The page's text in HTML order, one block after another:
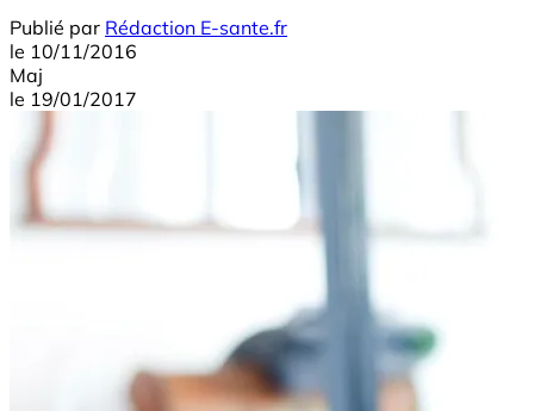
Publié par Rédaction E-sante.fr
le 10/11/2016
Maj
le 19/01/2017